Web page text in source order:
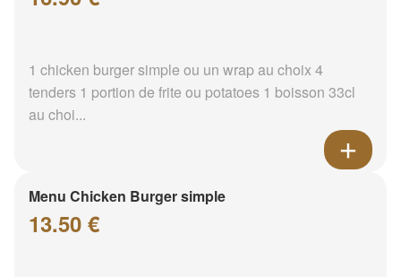
1 chicken burger simple ou un wrap au choix 4
tenders 1 portion de frite ou potatoes 1 boisson 33cl
au choi...
Menu Chicken Burger simple
13.50 €